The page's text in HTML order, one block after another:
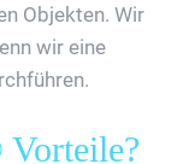
Objekten. Wir
wir eine